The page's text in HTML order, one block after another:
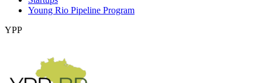
Young Rio Pipeline Program
YPP